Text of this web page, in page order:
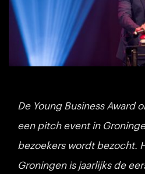
De Young Business Award
een pitch event in
bezoekers wordt bezocht.
Groningen is jaarlijks de